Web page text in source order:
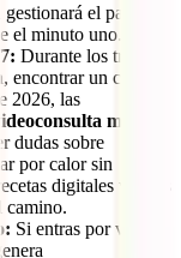
el pago
el minuto uno.
Durante los tramos
, encontrar un centro
2026, las
videoconsulta médica
dudas sobre
por calor sin
digitales válidas
camino.
Si entras por vía